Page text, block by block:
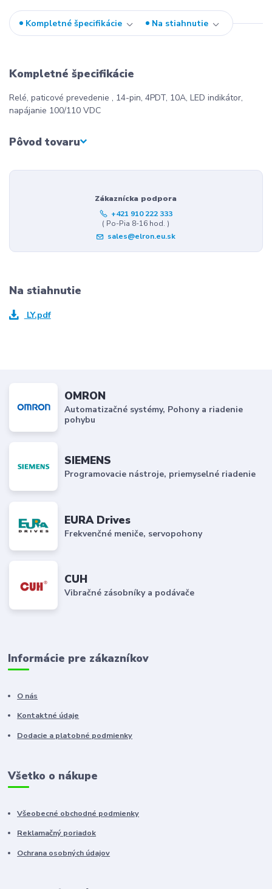
Kompletné špecifikácie Na stiahnutie
Kompletné špecifikácie
Relé, paticové prevedenie , 14-pin, 4PDT, 10A, LED indikátor,
napájanie 100/110 VDC
Pôvod tovaru
Zákaznícka podpora
+421 910 222 333
( Po-Pia 8-16 hod. )
sales@elron.eu.sk
Na stiahnutie
LY.pdf
OMRON
Automatizačné systémy, Pohony a riadenie
pohybu
SIEMENS
Programovacie nástroje, priemyselné riadenie
EURA Drives
Frekvenčné meniče, servopohony
CUH
Vibračné zásobníky a podávače
Informácie pre zákazníkov
O nás
Kontaktné údaje
Dodacie a platobné podmienky
Všetko o nákupe
Všeobecné obchodné podmienky
Reklamačný poriadok
Ochrana osobných údajov